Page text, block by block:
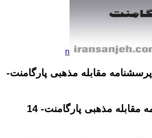
n
پرسشنامه مقابله مذهبی پارگامنت-
پرسشنامه مقابله مذهبی پارگامنت- 14